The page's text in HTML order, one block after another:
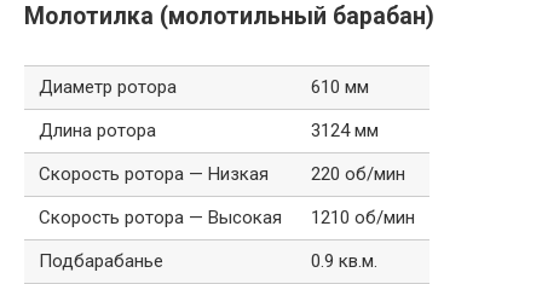
Молотилка (молотильный барабан)
Диаметр ротора
610 мм
Длина ротора
3124 мм
Скорость ротора — Низкая
220 об/мин
Скорость ротора — Высокая
1210 об/мин
Подбарабанье
0.9 кв.м.